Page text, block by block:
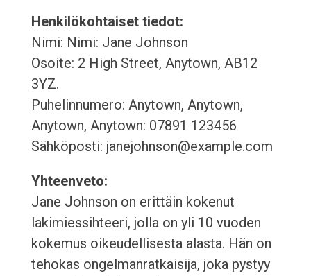
Henkilökohtaiset tiedot:
Nimi: Nimi: Jane Johnson
Osoite: 2 High Street, Anytown, AB12
3YZ.
Puhelinnumero: Anytown, Anytown,
Anytown, Anytown: 07891 123456
Sähköposti: janejohnson@example.com
Yhteenveto:
Jane Johnson on erittäin kokenut
lakimiessihteeri, jolla on yli 10 vuoden
kokemus oikeudellisesta alasta. Hän on
tehokas ongelmanratkaisija, joka pystyy